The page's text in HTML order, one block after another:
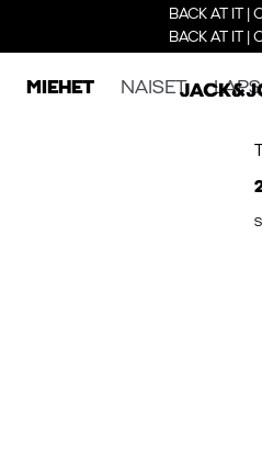
BACK AT IT |
BACK AT IT |
MIEHET NAISET